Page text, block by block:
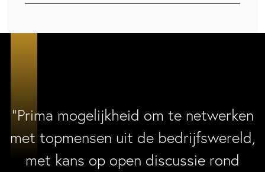
“Prima mogelijkheid om te netwerken
met topmensen uit de bedrijfswereld,
met kans op open discussie rond